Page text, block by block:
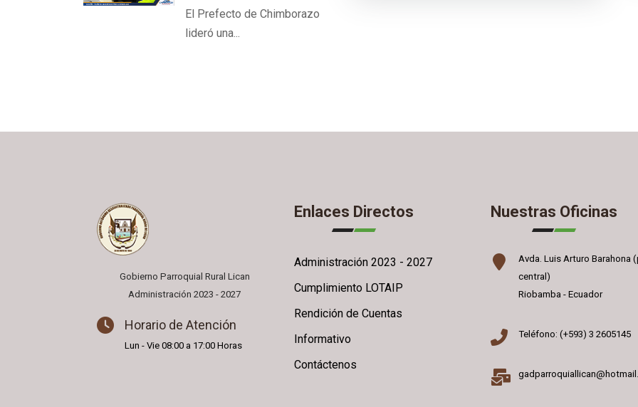
El Prefecto de Chimborazo
lideró una...
Gobierno Parroquial Rural Lican
Administración 2023 - 2027
Horario de Atención
Lun - Vie 08:00 a 17:00 Horas
Enlaces Directos
Administración 2023 - 2027
Cumplimiento LOTAIP
Rendición de Cuentas
Informativo
Contáctenos
Nuestras Oficinas
Avda. Luis Arturo Barahona
central)
Riobamba - Ecuador
Teléfono: (+593) 3 2605145